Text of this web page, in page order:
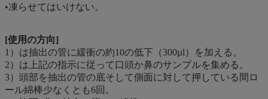
•凍らせてはいけない。
[使用の方向]
1）は抽出の管に緩衝の約10の低下（300µl）を加える。
2）は上記の指示に従って口頭か鼻のサンプルを集める。
3）頭部を抽出の管の底そして側面に対して押している間ロ
ール綿棒少なくとも6回。